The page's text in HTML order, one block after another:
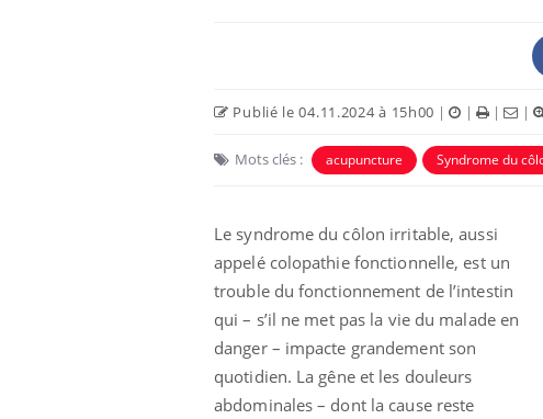
Publié le 04.11.2024 à 15h00 | | | |
Mots clés : acupuncture Syndrome du
Le syndrome du côlon irritable, aussi
appelé colopathie fonctionnelle, est un
trouble du fonctionnement de l’intestin
qui – s’il ne met pas la vie du malade en
danger – impacte grandement son
quotidien. La gêne et les douleurs
abdominales – dont la cause reste